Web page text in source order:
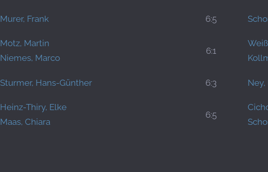
Murer, Frank 6:5
Motz, Martin
Niemes, Marco
6:1
Sturmer, Hans-Günther 6:3 Ney,
Heinz-Thiry, Elke
Maas, Chiara
6:5